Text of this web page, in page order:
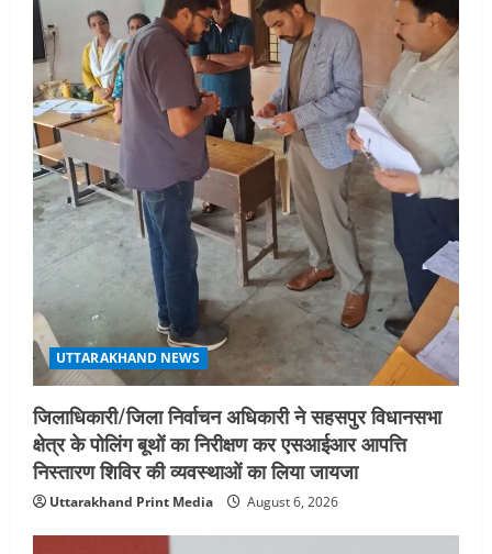
UTTARAKHAND NEWS
एमआईटी वर्ल्ड पीस यूनिवर्सिटी और जर्मनी के
बीएसबीआई के बीच समझौता; भारतीय छात्रों
को मिलेंगे वैश्विक अवसर
August 5, 2026
STATES NEWS
महाराज की राजस्थान के मुख्यमंत्री से
शिष्टाचार भेंट पर्यटन और सांस्कृतिक
गतिविधियों के विस्तार पर हुई चर्चा
August 4, 2026
UTTARAKHAND NEWS
जिलाधिकारी/जिला निर्वाचन अधिकारी ने सहसपुर विधानसभा
क्षेत्र के पोलिंग बूथों का निरीक्षण कर एसआईआर आपत्ति
निस्तारण शिविर की व्यवस्थाओं का लिया जायजा
Uttarakhand Print Media August 6, 2026